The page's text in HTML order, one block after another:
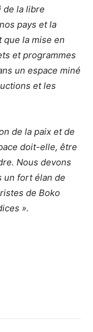
de la libre
pays et la
la mise en
et programmes
un espace miné
et les
de la paix et de
doit-elle, être
Nous devons
un fort élan de
de Boko
».